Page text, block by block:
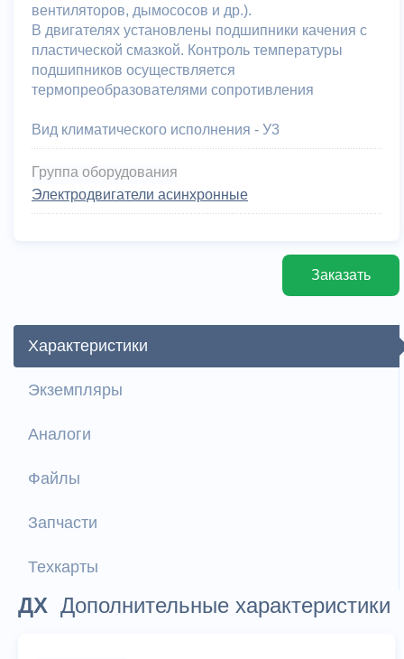
вентиляторов, дымососов и др.).
В двигателях установлены подшипники качения с
пластической смазкой. Контроль температуры
подшипников осуществляется
термопреобразователями сопротивления
Вид климатического исполнения - У3
Группа оборудования
Электродвигатели асинхронные
Заказать
Характеристики
Экземпляры
Аналоги
Файлы
Запчасти
Техкарты
ДХ Дополнительные характеристики